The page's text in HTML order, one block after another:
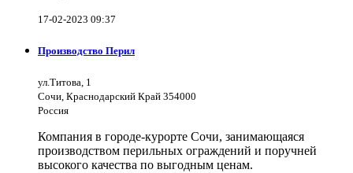
17-02-2023 09:37
Производство Перил
ул.Титова, 1
Сочи, Краснодарский Край 354000
Россия
Компания в городе-курорте Сочи, занимающаяся
производством перильных ограждений и поручней
высокого качества по выгодным ценам.